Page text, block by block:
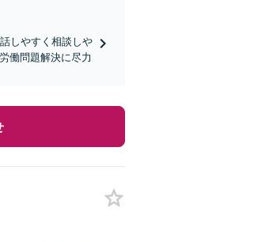
しやすく相談しや
働問題解決に尽力